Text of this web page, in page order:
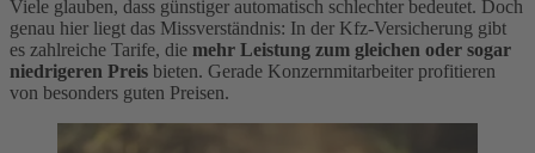
Viele glauben, dass günstiger automatisch schlechter bedeutet. Doch
genau hier liegt das Missverständnis: In der Kfz-Versicherung gibt
es zahlreiche Tarife, die mehr Leistung zum gleichen oder sogar
niedrigeren Preis bieten. Gerade Konzernmitarbeiter profitieren
von besonders guten Preisen.